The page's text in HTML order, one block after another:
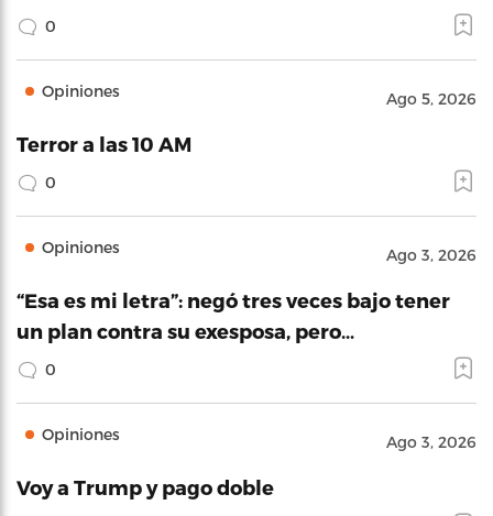
0
Opiniones Ago 5, 2026
Terror a las 10 AM
0
Opiniones Ago 3, 2026
“Esa es mi letra”: negó tres veces bajo tener
un plan contra su exesposa, pero…
0
Opiniones Ago 3, 2026
Voy a Trump y pago doble